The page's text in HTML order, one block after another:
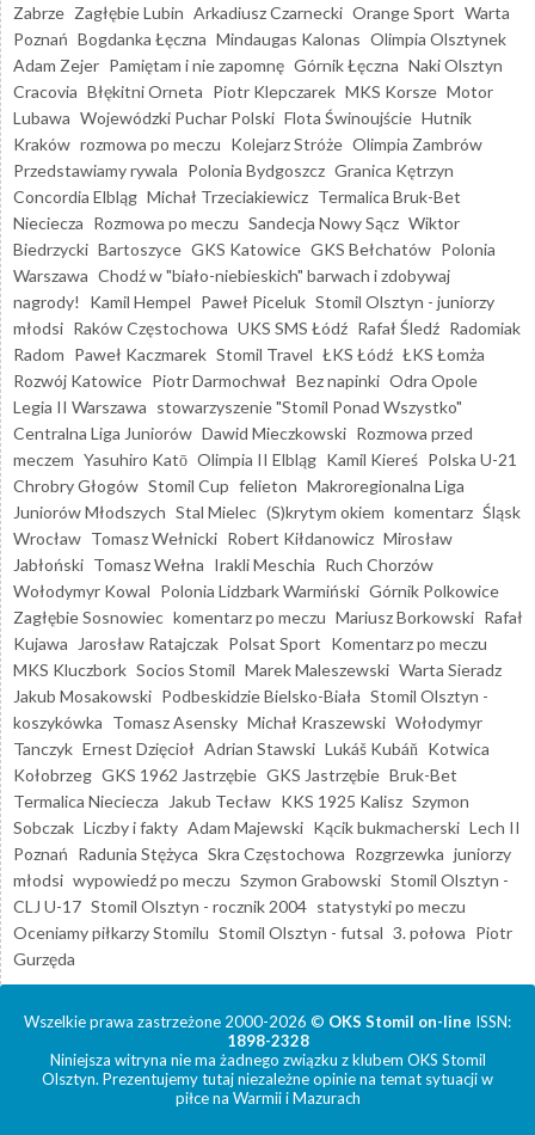
Zabrze Zagłębie Lubin Arkadiusz Czarnecki Orange Sport Warta
Poznań Bogdanka Łęczna Mindaugas Kalonas Olimpia Olsztynek
Adam Zejer Pamiętam i nie zapomnę Górnik Łęczna Naki Olsztyn
Cracovia Błękitni Orneta Piotr Klepczarek MKS Korsze Motor
Lubawa Wojewódzki Puchar Polski Flota Świnoujście Hutnik
Kraków rozmowa po meczu Kolejarz Stróże Olimpia Zambrów
Przedstawiamy rywala Polonia Bydgoszcz Granica Kętrzyn
Concordia Elbląg Michał Trzeciakiewicz Termalica Bruk-Bet
Nieciecza Rozmowa po meczu Sandecja Nowy Sącz Wiktor
Biedrzycki Bartoszyce GKS Katowice GKS Bełchatów Polonia
Warszawa Chodź w "biało-niebieskich" barwach i zdobywaj
nagrody!
Kamil Hempel Paweł Piceluk Stomil Olsztyn - juniorzy
młodsi Raków Częstochowa UKS SMS Łódź Rafał Śledź Radomiak
Radom Paweł Kaczmarek Stomil Travel ŁKS Łódź ŁKS Łomża
Rozwój Katowice Piotr Darmochwał Bez napinki Odra Opole
Legia II Warszawa stowarzyszenie "Stomil Ponad Wszystko"
Centralna Liga Juniorów Dawid Mieczkowski Rozmowa przed
meczem Yasuhiro Katō Olimpia II Elbląg Kamil Kiereś Polska U-21
Chrobry Głogów Stomil Cup felieton Makroregionalna Liga
Juniorów Młodszych Stal Mielec (S)krytym okiem komentarz Śląsk
Wrocław Tomasz Wełnicki Robert Kiłdanowicz Mirosław
Jabłoński Tomasz Wełna Irakli Meschia Ruch Chorzów
Wołodymyr Kowal Polonia Lidzbark Warmiński Górnik Polkowice
Zagłębie Sosnowiec komentarz po meczu Mariusz Borkowski Rafał
Kujawa
Jarosław Ratajczak Polsat Sport Komentarz po meczu
MKS Kluczbork Socios Stomil Marek Maleszewski Warta Sieradz
Jakub Mosakowski Podbeskidzie Bielsko-Biała Stomil Olsztyn -
koszykówka Tomasz Asensky Michał Kraszewski Wołodymyr
Tanczyk Ernest Dzięcioł Adrian Stawski Lukáš Kubáň Kotwica
Kołobrzeg GKS 1962 Jastrzębie GKS Jastrzębie Bruk-Bet
Termalica Nieciecza
Jakub Tecław KKS 1925 Kalisz Szymon
Sobczak Liczby i fakty Adam Majewski Kącik bukmacherski Lech II
Poznań Radunia Stężyca Skra Częstochowa Rozgrzewka juniorzy
młodsi wypowiedź po meczu Szymon Grabowski Stomil Olsztyn -
CLJ U-17 Stomil Olsztyn - rocznik 2004 statystyki po meczu
Oceniamy piłkarzy Stomilu Stomil Olsztyn - futsal 3. połowa Piotr
Gurzęda
Wszelkie prawa zastrzeżone 2000-2026 © OKS Stomil on-line ISSN:
1898-2328
Niniejsza witryna nie ma żadnego związku z klubem OKS Stomil
Olsztyn. Prezentujemy tutaj niezależne opinie na temat sytuacji w
piłce na Warmii i Mazurach